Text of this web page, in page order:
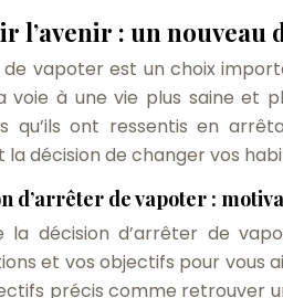
l’avenir : un nouveau
vapoter est un choix
voie à une vie plus saine et
qu’ils ont ressentis en
la décision de changer vos
d’arrêter de vapoter :
la décision d’arrêter de
et vos objectifs pour vous
précis comme retrouver